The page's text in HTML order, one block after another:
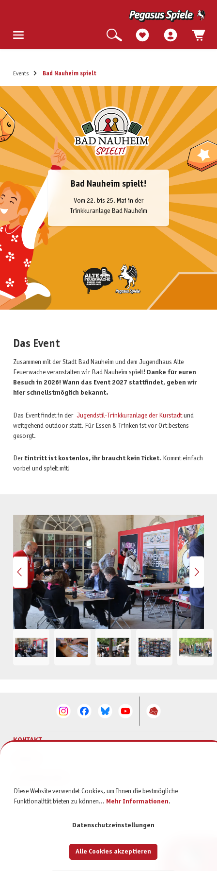
Events Bad Nauheim spielt
Bad Nauheim spielt!
Vom 22. bis 25. Mai in der
Trinkkuranlage Bad Nauheim
Das Event
Zusammen mit der Stadt Bad Nauheim und dem Jugendhaus Alte
Feuerwache veranstalten wir Bad Nauheim spielt! Danke für euren
Besuch in 2026! Wann das Event 2027 stattfindet, geben wir
hier schnellstmöglich bekannt.
Das Event findet in der Jugendstil-Trinkkuranlage der Kurstadtund
weitgehend outdoor statt. Für Essen & Trinken ist vor Ort bestens
gesorgt.
Der Eintritt ist kostenlos, ihr braucht kein Ticket. Kommt einfach
vorbei und spielt mit!
Bildergalerie überspringen
KONTAKT
Diese Website verwendet Cookies, um Ihnen die bestmögliche
Funktionalität bieten zu können... Mehr Informationen.
Datenschutzeinstellungen
Alle Cookies akzeptieren